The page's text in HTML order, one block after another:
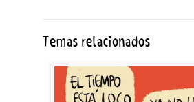
Temas relacionados